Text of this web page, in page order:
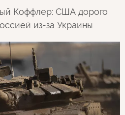
Коффлер: США дорого
из-за Украины